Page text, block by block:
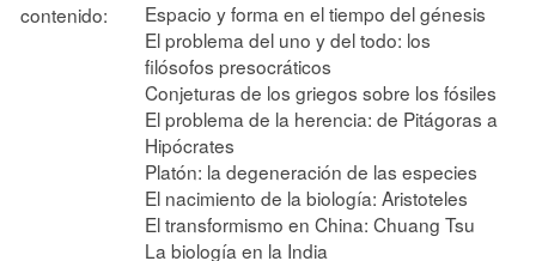
contenido:
Espacio y forma en el tiempo del génesis
El problema del uno y del todo: los
filósofos presocráticos
Conjeturas de los griegos sobre los fósiles
El problema de la herencia: de Pitágoras a
Hipócrates
Platón: la degeneración de las especies
El nacimiento de la biología: Aristoteles
El transformismo en China: Chuang Tsu
La biología en la India